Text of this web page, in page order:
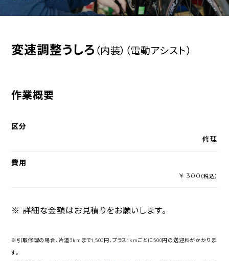
変速調整うしろ （内装） （電動アシスト）
作業概要
区分
修理
費用
¥ 300 （税込）
※ 詳細な金額はお見積りをお願いします。
※引取修理の場合、片道3kmまで1,500円、プラス1kmごとに500円の送迎料がかかりま
す。